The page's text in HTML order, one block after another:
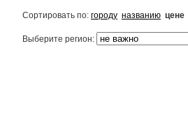
Сортировать по: городу названию цене
Выберите регион: